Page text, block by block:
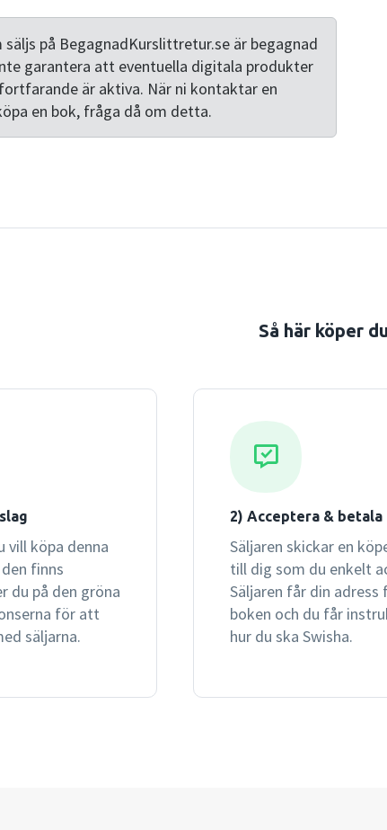
på BegagnadKurslittretur.se är begagnad
garantera att eventuella digitala produkter
är aktiva. När ni kontaktar en
en bok, fråga då om detta.
Så här köper
vill köpa denna
finns
du på den gröna
för att
säljarna.
2) Acceptera & betala
Säljaren skickar en
till dig som du enkelt
Säljaren får din
boken och du får
hur du ska Swisha.